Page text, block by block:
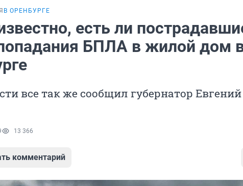
В ОРЕНБУРГЕ
есть ли
БПЛА в жилой дом
все так же сообщил губернатор Евгений
13 366
комментарий